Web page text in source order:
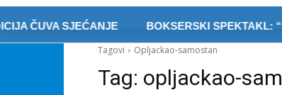
ČUVA SJEĆANJE BOKSERSKI SPEKTAKL:
Tagovi
Opljackao-samostan
Tag: opljackao-